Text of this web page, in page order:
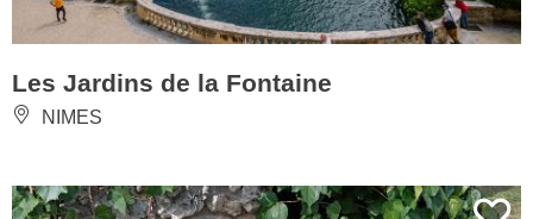
Les Jardins de la Fontaine
NIMES